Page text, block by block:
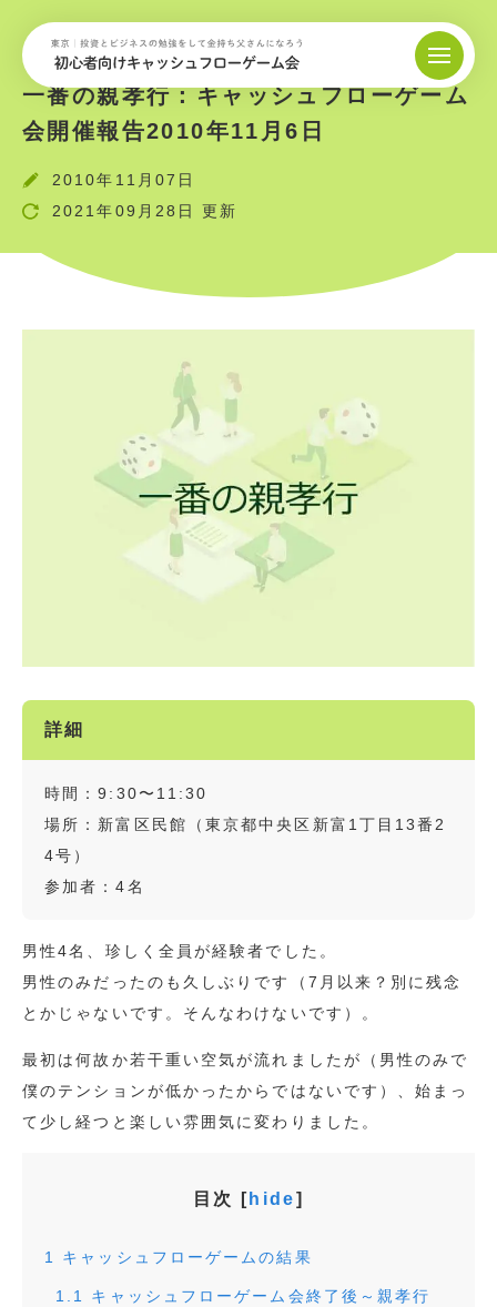
一番の親孝行：キャッシュフローゲーム
会開催報告2010年11月6日
2010年11月07日
2021年09月28日 更新
詳細
時間：9:30〜11:30
場所：新富区民館（東京都中央区新富1丁目13番2
4号）
参加者：4名
男性4名、珍しく全員が経験者でした。
男性のみだったのも久しぶりです（7月以来？別に残念
とかじゃないです。そんなわけないです）。
最初は何故か若干重い空気が流れましたが（男性のみで
僕のテンションが低かったからではないです）、始まっ
て少し経つと楽しい雰囲気に変わりました。
目次 [ hide]
1 キャッシュフローゲームの結果
1.1 キャッシュフローゲーム会終了後～親孝行